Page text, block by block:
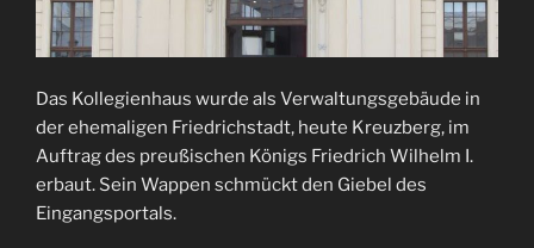
Das Kollegienhaus wurde als Verwaltungsgebäude in
der ehemaligen Friedrichstadt, heute Kreuzberg, im
Auftrag des preußischen Königs Friedrich Wilhelm I.
erbaut. Sein Wappen schmückt den Giebel des
Eingangsportals.